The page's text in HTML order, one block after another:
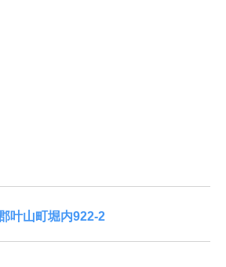
叶山町堀内922-2